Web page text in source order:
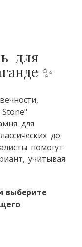
для
✨
для
до
помогут
учитывая
выберите